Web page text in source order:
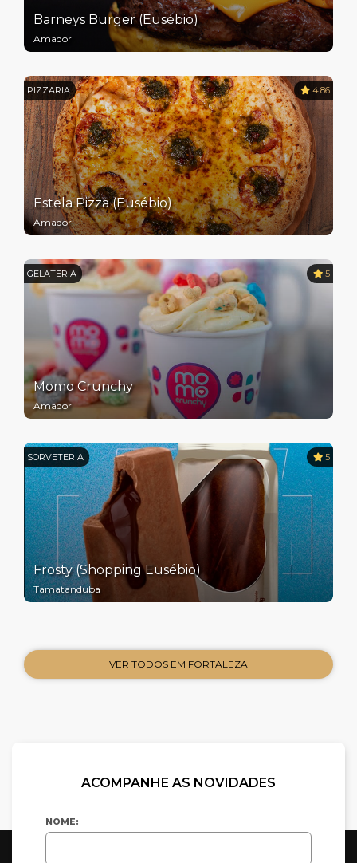
Barneys Burger (Eusébio)
Amador
PIZZARIA 4.86
Estela Pizza (Eusébio)
Amador
GELATERIA 5
Momo Crunchy
Amador
SORVETERIA 5
Frosty (Shopping Eusébio)
Tamatanduba
VER TODOS EM FORTALEZA
ACOMPANHE AS NOVIDADES
NOME: